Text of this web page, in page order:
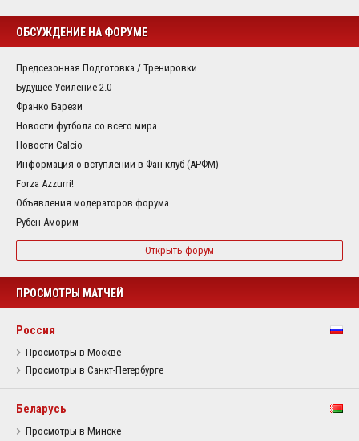
ОБСУЖДЕНИЕ НА ФОРУМЕ
Предсезонная Подготовка / Тренировки
Будущее Усиление 2.0
Франко Барези
Новости футбола со всего мира
Новости Calcio
Информация о вступлении в Фан-клуб (АРФМ)
Forza Azzurri!
Объявления модераторов форума
Рубен Аморим
Открыть форум
ПРОСМОТРЫ МАТЧЕЙ
Россия
Просмотры в Москве
Просмотры в Санкт-Петербурге
Беларусь
Просмотры в Минске